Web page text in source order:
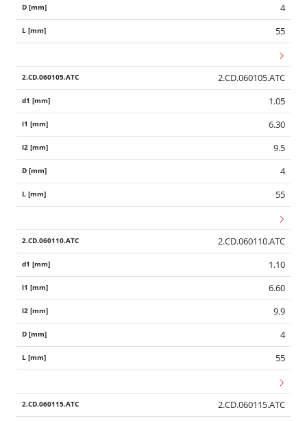
4
55
2.CD.060105.ATC
1.05
6.30
9.5
4
55
2.CD.060110.ATC
1.10
6.60
9.9
4
55
2.CD.060115.ATC